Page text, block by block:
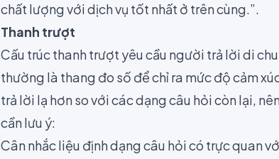
chất lượng với dịch vụ tốt nhất ở trên cùng.”.
Thanh trượt
Cấu trúc thanh trượt yêu cầu người trả lời di
thường là thang đo số để chỉ ra mức độ cảm
trả lời lạ hơn so với các dạng câu hỏi còn lại,
cần lưu ý:
Cân nhắc liệu định dạng câu hỏi có trực quan